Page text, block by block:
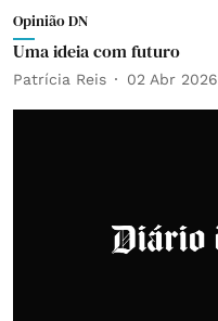
Opinião DN
Uma ideia com futuro
Patrícia Reis 02 Abr 2026